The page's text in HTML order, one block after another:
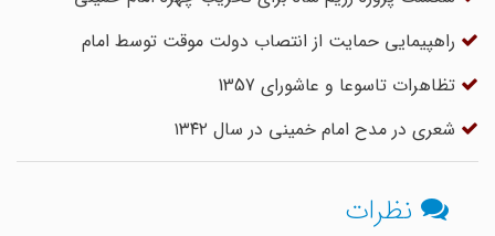
راهپیمایی حمایت از انتصاب دولت موقت توسط امام
تظاهرات تاسوعا و عاشورای 1357
شعری در مدح امام خمینی در سال ۱۳۴۲
نظرات